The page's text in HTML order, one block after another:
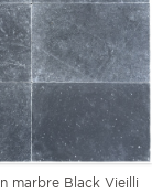
marbre Black Vieilli